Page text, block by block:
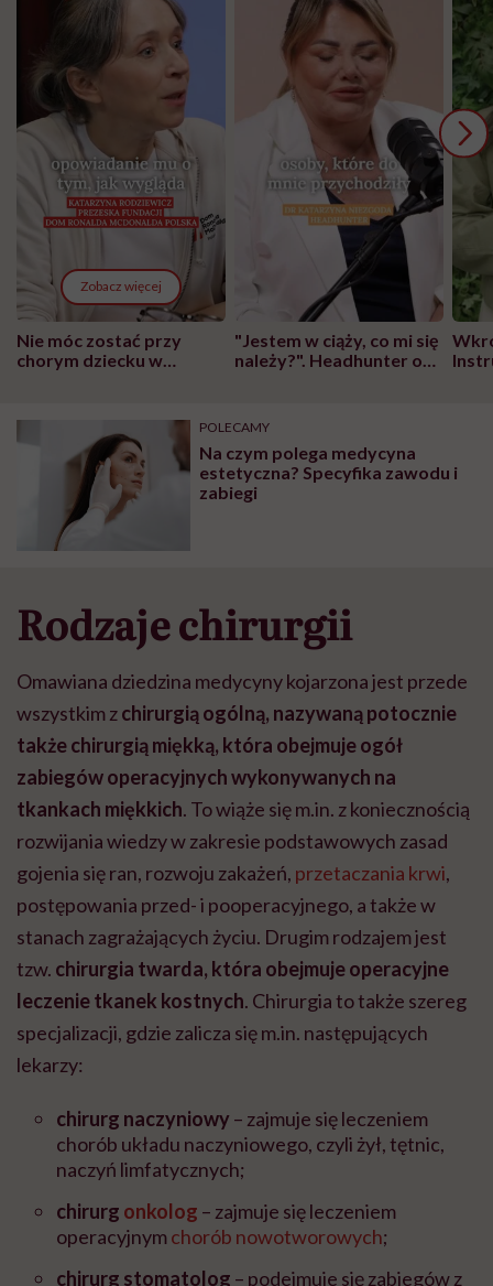
Zobacz więcej
Nie móc zostać przy
chorym dziecku w
może chyba tylko
głupota i brak
wyobraźni"
"Jestem w ciąży, co mi się
należy?". Headhunter o
pracy
POLECAMY
Na czym polega medycyna
estetyczna? Specyfika zawodu i
zabiegi
Rodzaje chirurgii
Omawiana dziedzina medycyny kojarzona jest przede
wszystkim zchirurgią ogólną, nazywaną potocznie
także chirurgią miękką, która obejmuje ogół
zabiegów operacyjnych wykonywanych na
tkankach miękkich. To wiąże się m.in. z koniecznością
rozwijaniawiedzy w zakresie podstawowych zasad
gojenia się ran, rozwoju zakażeń, przetaczania krwi,
postępowania przed- i pooperacyjnego, a także w
stanach zagrażających życiu. Drugim rodzajem jest
tzw. chirurgia twarda, która obejmuje operacyjne
leczenie tkanek kostnych. Chirurgia to także szereg
specjalizacji, gdzie zalicza się m.in. następujących
lekarzy:
chirurg naczyniowy – zajmuje się leczeniem
chorób układu naczyniowego, czyli żył, tętnic,
naczyń limfatycznych;
chirurg onkolog – zajmuje się leczeniem
operacyjnymchorób nowotworowych;
chirurg stomatolog – podejmuje się zabiegów z